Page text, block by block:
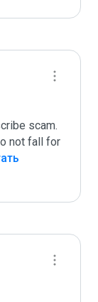
scam.
not fall for